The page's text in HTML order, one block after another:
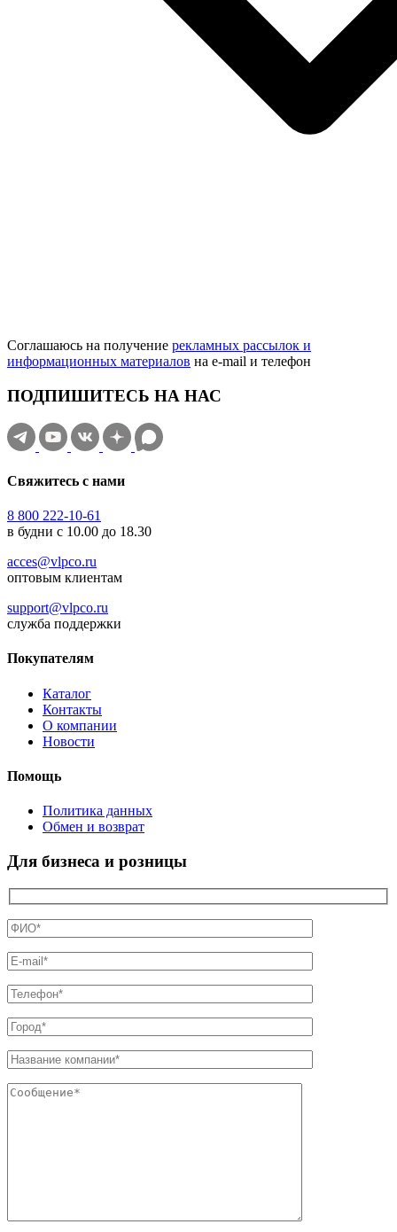
Соглашаюсь на получение рекламных рассылок и
информационных материалов на e‑mail и телефон
ПОДПИШИТЕСЬ НА НАС
Свяжитесь с нами
8 800 222-10-61
в будни с 10.00 до 18.30
acces@vlpco.ru
оптовым клиентам
support@vlpco.ru
служба поддержки
Покупателям
Каталог
Контакты
О компании
Новости
Помощь
Политика данных
Обмен и возврат
Для бизнеса и розницы